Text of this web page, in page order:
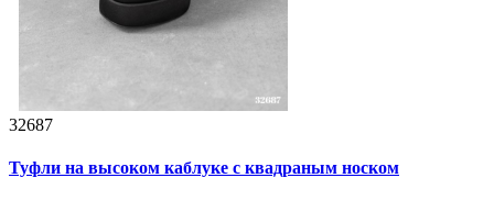
32687
Туфли на высоком каблуке с квадраным носком